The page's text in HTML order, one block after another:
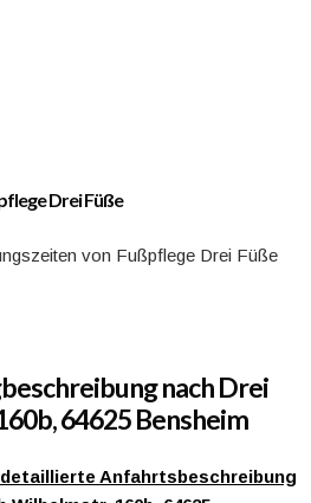
Drei Füße
von Fußpflege Drei Füße
nach Drei
64625 Bensheim
Anfahrtsbeschreibung